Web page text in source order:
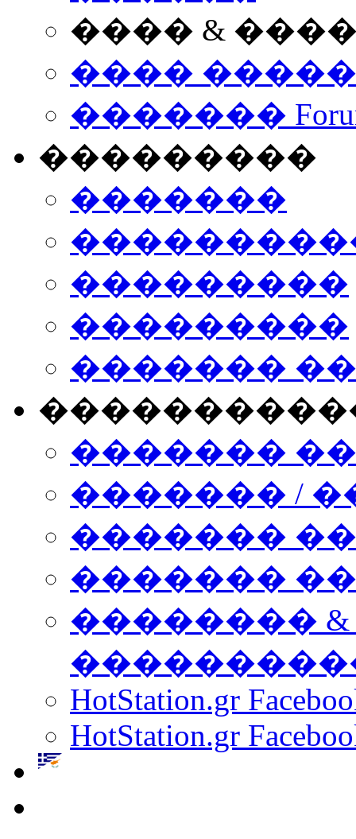
���� &
����
�������
���������
�������
���������
���������
�������
�������
������� /
�������
������� ���
��������
HotStation.gr
HotStation.gr